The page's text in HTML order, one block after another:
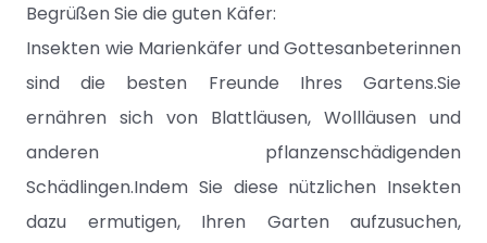
Begrüßen Sie die guten Käfer:
Insekten wie Marienkäfer und Gottesanbeterinnen
sind die besten Freunde Ihres Gartens.Sie
ernähren sich von Blattläusen, Wollläusen und
anderen pflanzenschädigenden
Schädlingen.Indem Sie diese nützlichen Insekten
dazu ermutigen, Ihren Garten aufzusuchen,